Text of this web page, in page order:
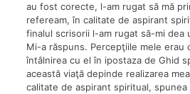
au fost corecte, l-am rugat să mă
refeream, în calitate de aspirant
finalul scrisorii l-am rugat să-mi dea
Mi-a răspuns. Percepţiile mele erau
întâlnirea cu el în ipostaza de Ghid
această viaţă depinde realizarea
calitate de aspirant spiritual, spunea